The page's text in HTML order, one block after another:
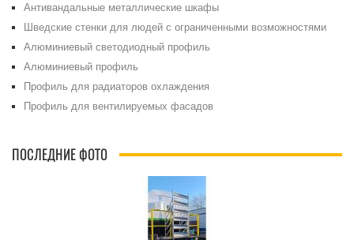
Антивандальные металлические шкафы
Шведские стенки для людей с ограниченными возможностями
Алюминиевый светодиодный профиль
Алюминиевый профиль
Профиль для радиаторов охлаждения
Профиль для вентилируемых фасадов
ПОСЛЕДНИЕ ФОТО